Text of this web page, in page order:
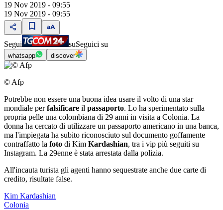
19 Nov 2019 - 09:55
19 Nov 2019 - 09:55
Segui suSeguici su
whatsapp discover
© Afp
Potrebbe non essere una buona idea usare il volto di una star
mondiale perfalsificare il passaporto. Lo ha sperimentato sulla
propria pelle una colombiana di 29 anni in visita a Colonia. La
donna ha cercato di utilizzare un passaporto americano in una banca,
ma l'impiegata ha subito riconosciuto sul documento goffamente
contraffatto la foto di Kim Kardashian, tra i vip più seguiti su
Instagram. La 29enne è stata arrestata dalla polizia.
All'incauta turista gli agenti hanno sequestrate anche due carte di
credito, risultate false.
Kim Kardashian
Colonia